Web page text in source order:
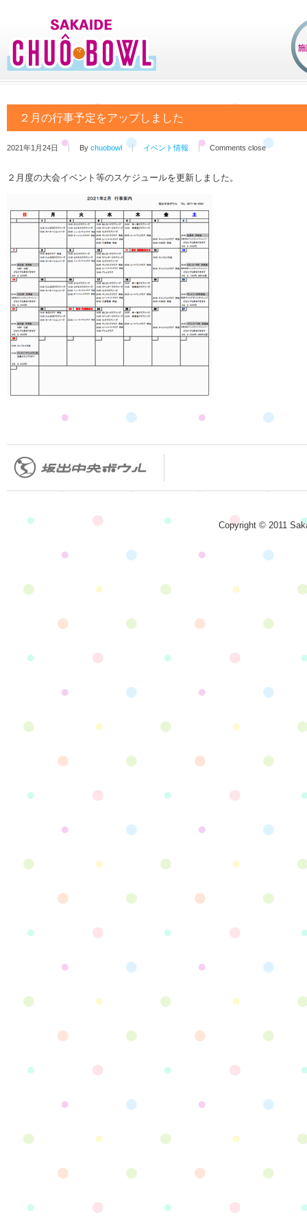
２月の行事予定をアップしました
2021年1月24日 By chuobowl イベント情報 Comments close
２月度の大会イベント等のスケジュールを更新しました。
Copyright © 2011